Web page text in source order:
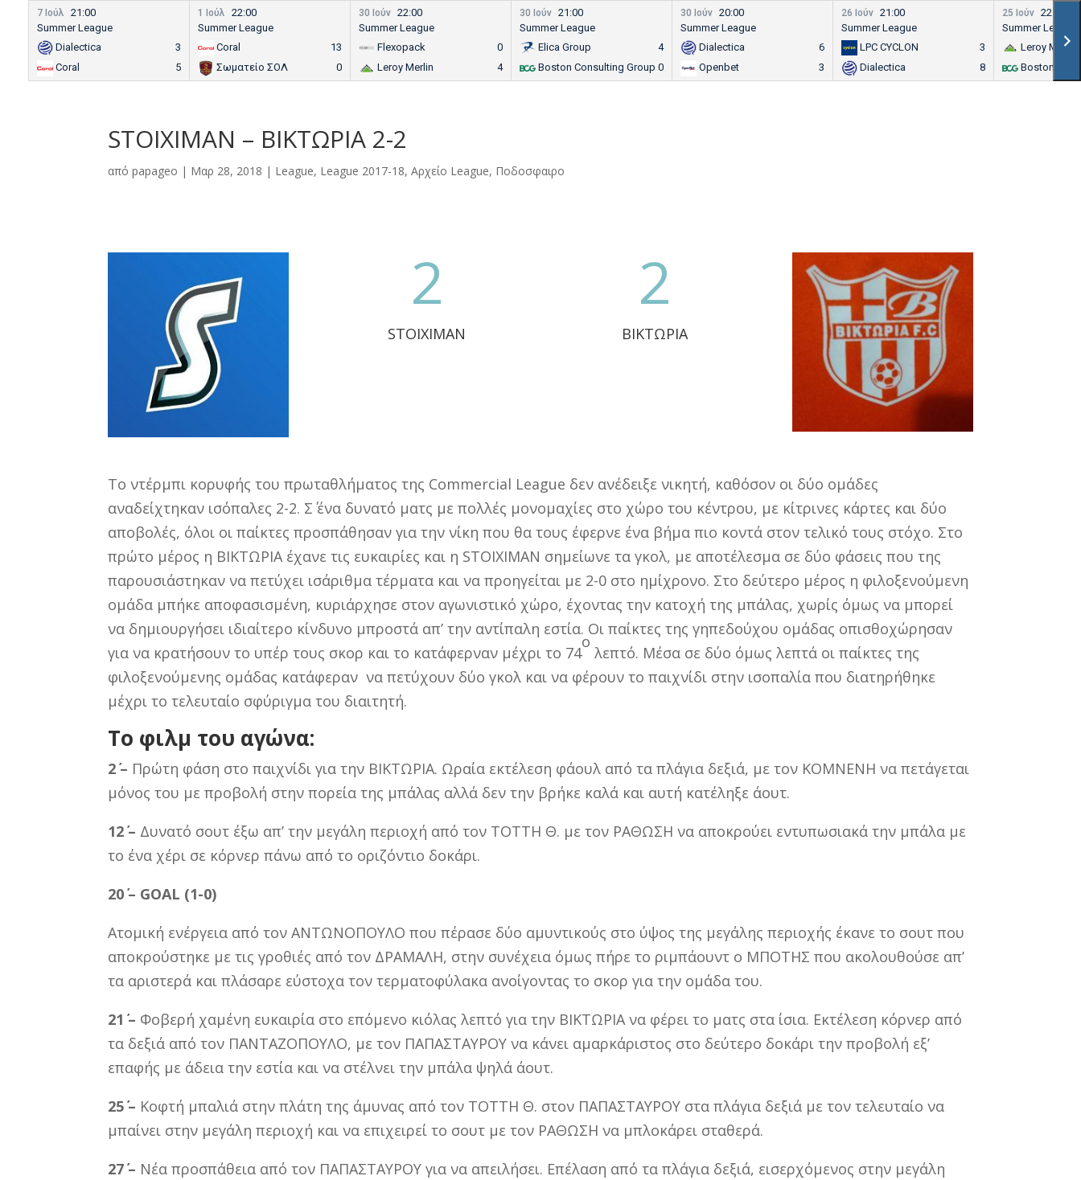
25 Ιούν 22:00
Summer League
Leroy Merlin
Boston
26 Ιούν 21:00
Summer League
LPC CYCLON
3
Dialectica
8
30 Ιούν 20:00
Summer League
Dialectica
6
Openbet
3
30 Ιούν 21:00
Summer League
Elica Group
4
Boston Consulting Group 0
30 Ιούν 22:00
Summer League
Flexopack
0
Leroy Merlin
4
1 Ιούλ
22:00
Summer League
Coral
13
Σωματείο ΣΟΛ
0
7 Ιούλ
21:00
Summer League
Dialectica
3
Coral
5
STOIXIMAN – ΒΙΚΤΩΡΙΑ 2-2
απόpapageo | Μαρ 28, 2018 | League, League 2017-18,Αρχείο League, Ποδοσφαιρο
2
STOIXIMAN
2
ΒΙΚΤΩΡΙΑ
Το ντέρμπι κορυφής του πρωταθλήματος της Commercial League δεν ανέδειξε νικητή, καθόσον οι δύο ομάδες
αναδείχτηκαν ισόπαλες 2-2. Σ΄ ένα δυνατό ματς με πολλές μονομαχίες στο χώρο του κέντρου, με κίτρινες κάρτες και δύο
αποβολές, όλοι οι παίκτες προσπάθησαν για την νίκη που θα τους έφερνε ένα βήμα πιο κοντά στον τελικό τους στόχο. Στο
πρώτο μέρος η ΒΙΚΤΩΡΙΑ έχανε τις ευκαιρίες και η STOIXIMAN σημείωνε τα γκολ, με αποτέλεσμα σε δύο φάσεις που της
παρουσιάστηκαν να πετύχει ισάριθμα τέρματα και να προηγείται με 2-0 στο ημίχρονο. Στο δεύτερο μέρος η φιλοξενούμενη
ομάδα μπήκε αποφασισμένη, κυριάρχησε στον αγωνιστικό χώρο, έχοντας την κατοχή της μπάλας, χωρίς όμως να μπορεί
να δημιουργήσει ιδιαίτερο κίνδυνο μπροστά απ’ την αντίπαλη εστία. Οι παίκτες της γηπεδούχου ομάδας οπισθοχώρησαν
για να κρατήσουν το υπέρ τους σκορ και το κατάφερναν μέχρι το 74
ο
λεπτό. Μέσα σε δύο όμως λεπτά οι παίκτες της
φιλοξενούμενης ομάδας κατάφεραν να πετύχουν δύο γκολ και να φέρουν το παιχνίδι στην ισοπαλία που διατηρήθηκε
μέχρι το τελευταίο σφύριγμα του διαιτητή.
Το φιλμ του αγώνα:
2΄ – Πρώτη φάση στο παιχνίδι για την ΒΙΚΤΩΡΙΑ. Ωραία εκτέλεση φάουλ από τα πλάγια δεξιά, με τον ΚΟΜΝΕΝΗ να πετάγεται
μόνος του με προβολή στην πορεία της μπάλας αλλά δεν την βρήκε καλά και αυτή κατέληξε άουτ.
12΄ – Δυνατό σουτ έξω απ’ την μεγάλη περιοχή από τον ΤΟΤΤΗ Θ. με τον ΡΑΘΩΣΗ να αποκρούει εντυπωσιακά την μπάλα με
το ένα χέρι σε κόρνερ πάνω από το οριζόντιο δοκάρι.
20΄ – GOAL (1-0)
Ατομική ενέργεια από τον ΑΝΤΩΝΟΠΟΥΛΟ που πέρασε δύο αμυντικούς στο ύψος της μεγάλης περιοχής έκανε το σουτ που
αποκρούστηκε με τις γροθιές από τον ΔΡΑΜΑΛΗ, στην συνέχεια όμως πήρε το ριμπάουντ ο ΜΠΟΤΗΣ που ακολουθούσε απ’
τα αριστερά και πλάσαρε εύστοχα τον τερματοφύλακα ανοίγοντας το σκορ για την ομάδα του.
21΄ – Φοβερή χαμένη ευκαιρία στο επόμενο κιόλας λεπτό για την ΒΙΚΤΩΡΙΑ να φέρει το ματς στα ίσια. Εκτέλεση κόρνερ από
τα δεξιά από τον ΠΑΝΤΑΖΟΠΟΥΛΟ, με τον ΠΑΠΑΣΤΑΥΡΟΥ να κάνει αμαρκάριστος στο δεύτερο δοκάρι την προβολή εξ’
επαφής με άδεια την εστία και να στέλνει την μπάλα ψηλά άουτ.
25΄ – Κοφτή μπαλιά στην πλάτη της άμυνας από τον ΤΟΤΤΗ Θ. στον ΠΑΠΑΣΤΑΥΡΟΥ στα πλάγια δεξιά με τον τελευταίο να
μπαίνει στην μεγάλη περιοχή και να επιχειρεί το σουτ με τον ΡΑΘΩΣΗ να μπλοκάρει σταθερά.
27΄ – Νέα προσπάθεια από τον ΠΑΠΑΣΤΑΥΡΟΥ για να απειλήσει. Επέλαση από τα πλάγια δεξιά, εισερχόμενος στην μεγάλη